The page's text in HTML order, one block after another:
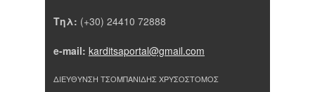
Τηλ: (+30) 24410 72888
e-mail: karditsaportal@gmail.com
ΔΙΕΥΘΥΝΣΗ ΤΣΟΜΠΑΝΙΔΗΣ ΧΡΥΣΟΣΤΟΜΟΣ